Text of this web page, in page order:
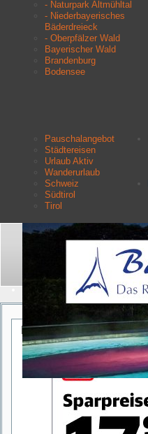
- Naturpark Altmühltal
- Niederbayerisches
Bäderdreieck
- Oberpfälzer Wald
Bayerischer Wald
Brandenburg
Bodensee
Pauschalangebot
Städtereisen
Urlaub Aktiv
Wanderurlaub
Schweiz
Südtirol
Tirol
Aktuelle Seite:Startseite
Suchen
Deutsche Bahn